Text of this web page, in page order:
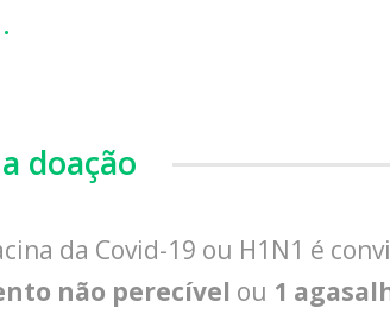
doação
da Covid-19 ou H1N1 é
não perecível ou 1